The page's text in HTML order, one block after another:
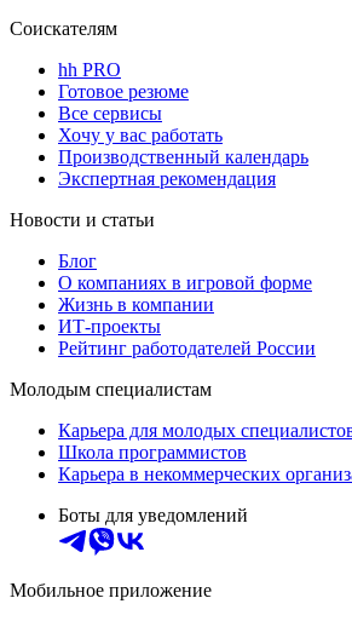
Соискателям
hh PRO
Готовое резюме
Все сервисы
Хочу у вас работать
Производственный календарь
Экспертная рекомендация
Новости и статьи
Блог
О компаниях в игровой форме
Жизнь в компании
ИТ-проекты
Рейтинг работодателей России
Молодым специалистам
Карьера для молодых
Школа программистов
Карьера в некоммерческих
Боты для уведомлений
Мобильное приложение